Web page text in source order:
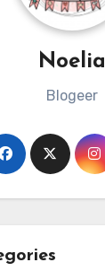
Noelia
Blogeer